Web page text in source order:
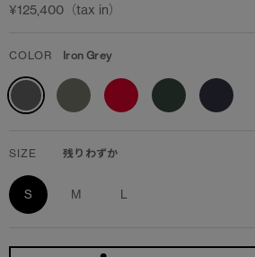
¥125,400（tax in）
COLOR Iron Grey
SIZE 残りわずか
S M L